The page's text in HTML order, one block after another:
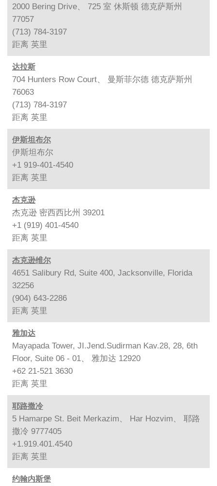
2000 Bering Drive、 725 室 休斯顿 德克萨斯州
77057
(713) 784-3197
距离 英里
达拉斯
704 Hunters Row Court、 曼斯菲尔德 德克萨斯州
76063
(713) 784-3197
距离 英里
伊斯坦布尔
伊斯坦布尔
+1 919-401-4540
距离 英里
杰克逊
杰克逊 密西西比州 39201
+1 (919) 401-4540
距离 英里
杰克逊维尔
4651 Salibury Rd, Suite 400, Jacksonville, Florida
32256
(904) 643-2286
距离 英里
雅加达
Mayapada Tower, JI.Jend.Sudirman Kav.28, 28, 6th
Floor, Suite 06 - 01、 雅加达 12920
+62 21-521 3630
距离 英里
耶路撒冷
5 Hamarpe St. Beit Merkazim、 Har Hozvim、 耶路
撒冷 9777405
+1.919.401.4540
距离 英里
约翰内斯堡